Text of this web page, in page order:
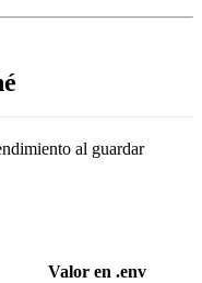
al guardar
Valor en .env